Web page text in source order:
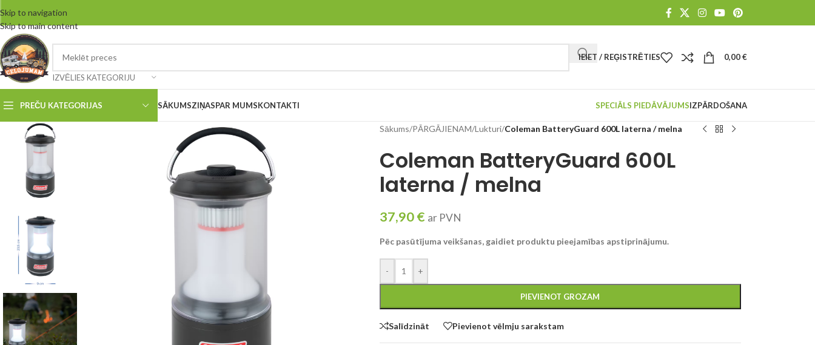
Skip to navigation
Skip to main content
IZVĒLIES KATEGORIJU
IEIET / REĢISTRĒTIES 0,00€
PREČU KATEGORIJAS SĀKUMSZIŅASPAR MUMSKONTAKTI SPECIĀLS PIEDĀVĀJUMSIZPĀRDOŠANA
Sākums/PĀRGĀJIENAM/Lukturi/Coleman BatteryGuard 600L laterna / melna
Coleman BatteryGuard 600L
laterna / melna
37,90€ ar PVN
Pēc pasūtījuma veikšanas, gaidiet produktu pieejamības apstiprinājumu.
- +
PIEVIENOT GROZAM
Salīdzināt Pievienot vēlmju sarakstam